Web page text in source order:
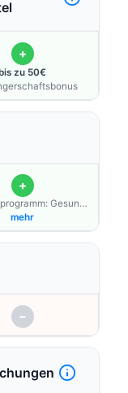
+
zu 50€
+
Gesund
Baby Care
mehr
−